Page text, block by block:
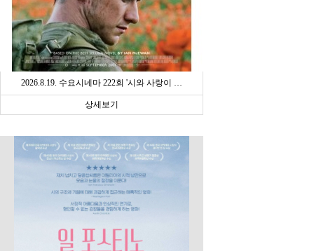
2026.8.19. 수요시네마 222회 '시와 사랑이 …
상세보기